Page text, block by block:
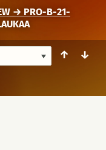
→ PRO-B-21-
↑ ↓